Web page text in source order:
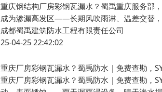
成都蜀禹建筑防水工程有限责任公司
25-05-19 17:42:46